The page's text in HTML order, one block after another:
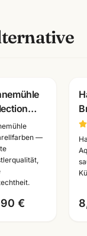
· 24x32
cm ·
—
€